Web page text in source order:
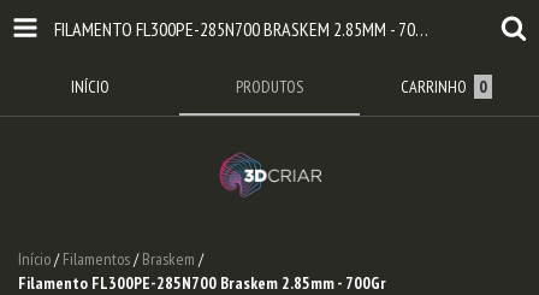
FILAMENTO FL300PE-285N700 BRASKEM 2.85MM - 700GR
INÍCIO PRODUTOS CARRINHO 0
Início/ Filamentos/ Braskem /
Filamento FL300PE-285N700 Braskem 2.85mm - 700Gr